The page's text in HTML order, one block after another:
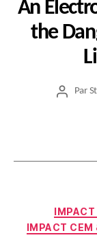
An
the
Auteur
Par
IMPACT
IMPACT CEM